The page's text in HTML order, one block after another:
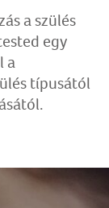
a szülés
egy
a
típusától